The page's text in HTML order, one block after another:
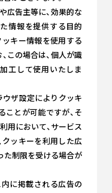
広告主等に、効果的な
情報を提供する目的
ッキー情報を使用する
この場合は、個人が識
工して使用いたしま
ウザ設定によりクッキ
ことが可能ですが、そ
用において、サービス
クッキーを利用した広
た制限を受ける場合が
内に掲載される広告の